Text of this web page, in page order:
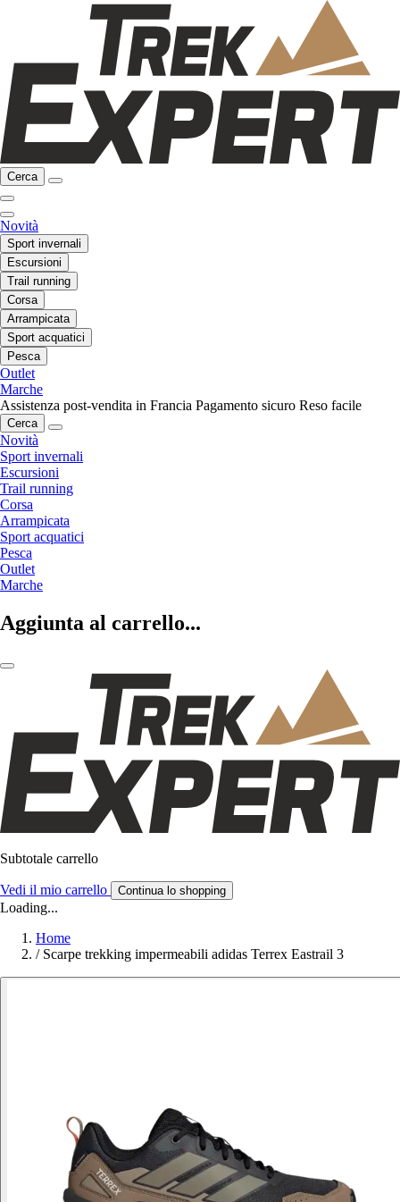
Cerca
Novità
Sport invernali
Escursioni
Trail running
Corsa
Arrampicata
Sport acquatici
Pesca
Outlet
Marche
Assistenza post-vendita in Francia Pagamento sicuro Reso facile
Cerca
Novità
Sport invernali
Escursioni
Trail running
Corsa
Arrampicata
Sport acquatici
Pesca
Outlet
Marche
Aggiunta al carrello...
Subtotale carrello
Vedi il mio carrello Continua lo shopping
Loading...
Home
/ Scarpe trekking impermeabili adidas Terrex Eastrail 3